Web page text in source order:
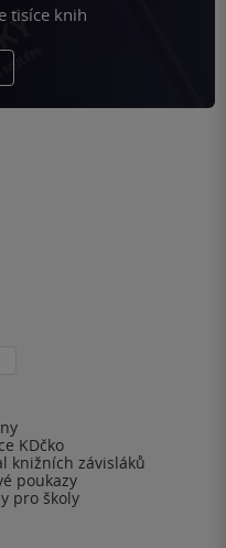
tisíce knih
KDčko
knižních závisláků
poukazy
pro školy